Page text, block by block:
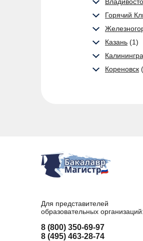
Горячий
Казань (1)
Кореновск
Для представителей
образовательных организаций:
8 (800) 350-69-97
8 (495) 463-28-74